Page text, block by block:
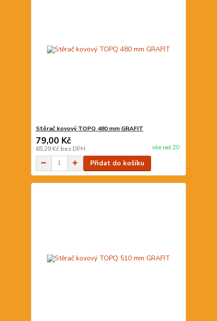
Stěrač kovový TOPQ 480 mm GRAFIT
79,00 Kč
65,29 Kč bez DPH více než 20
Přidat do košíku